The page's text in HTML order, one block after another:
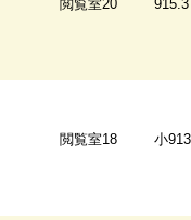
閲覧室20 915.3
閲覧室18 小